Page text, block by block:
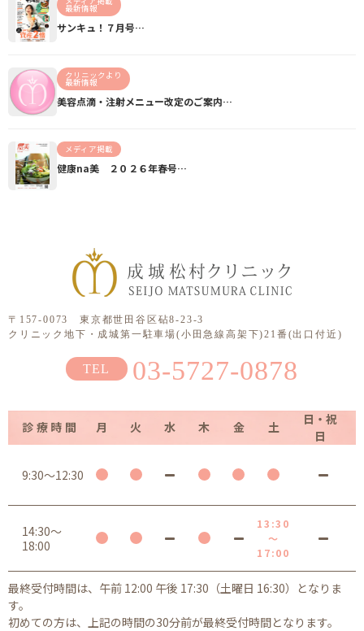
最新情報
サンキュ！７月号…
クリニックより
最新情報
美容点滴・注射メニュー改定のご案内…
メディア掲載
健康na美 ２０２６年春号…
〒157-0073 東京都世田谷区砧8-23-3
クリニック地下・成城第一駐車場(小田急線高架下)21番(出口付近)
03-5727-0878
診療時間 月 火 水 木 金 土
日・祝
日
9:30～12:30
14:30～
18:00
13:30
～
17:00
最終受付時間は、午前 12:00 午後 17:30（土曜日 16:30）となりま
す。
初めての方は、上記の時間の30分前が最終受付時間となります。